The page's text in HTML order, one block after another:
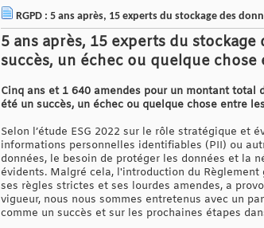
RGPD : 5 ans après, 15 experts du stockage des
5 ans après, 15 experts du
succès, un échec ou quelque
Cinq ans et 1 640 amendes pour un montant total
été un succès, un échec ou quelque chose entre
Selon l’étude ESG 2022 sur le rôle stratégique et
informations personnelles identifiables (PII) ou
données, le besoin de protéger les données et la
évidents. Malgré cela, l'introduction du
ses règles strictes et ses lourdes amendes, a
vigueur, nous nous sommes entretenus avec un
comme un succès et sur les prochaines étapes